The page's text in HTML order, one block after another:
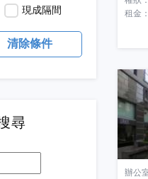
現成隔間
清除條件
尋
租金
辦公